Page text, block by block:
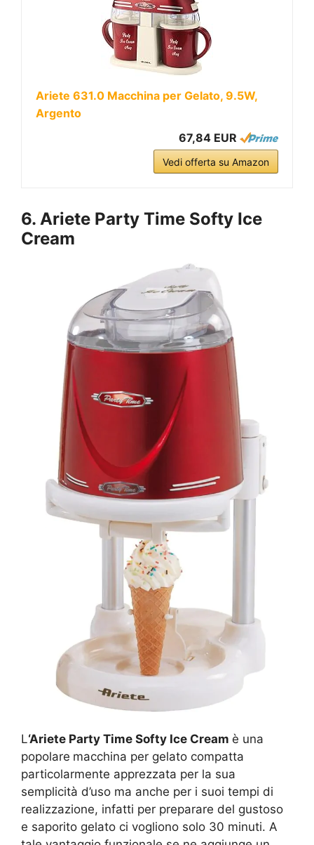
Ariete 631.0 Macchina per Gelato, 9.5W,
Argento
67,84 EUR
Vedi offerta su Amazon
6. Ariete Party Time Softy Ice
Cream
L‘Ariete Party Time Softy Ice Cream è una
popolare macchina per gelato compatta
particolarmente apprezzata per la sua
semplicità d’uso ma anche per i suoi tempi di
realizzazione, infatti per preparare del gustoso
e saporito gelato ci vogliono solo 30 minuti. A